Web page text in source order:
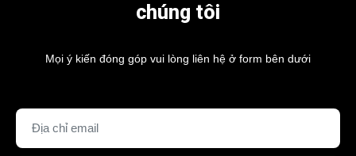
chúng tôi
Mọi ý kiến đóng góp vui lòng liên hệ ở form bên dưới